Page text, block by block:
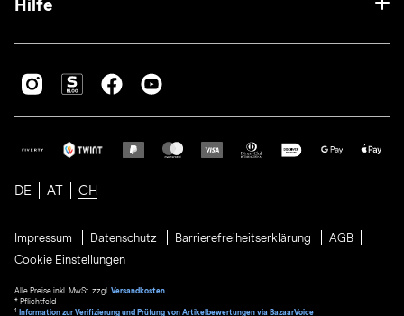
Hilfe
DE AT CH
Impressum Datenschutz Barrierefreiheitserklärung
AGB
Cookie Einstellungen
Alle Preise inkl. MwSt. zzgl. Versandkosten
* Pflichtfeld
1 Information zur Verifizierung und Prüfung von Artikelbewertungen via BazaarVoice